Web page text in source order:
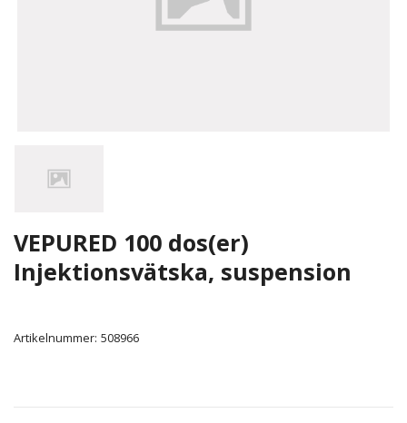
VEPURED 100 dos(er)
Injektionsvätska, suspension
Artikelnummer: 508966